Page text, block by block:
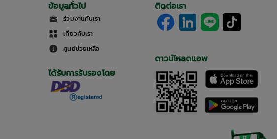
ข้อมูลทั่วไป
ร่วมงานกับเรา
เกี่ยวกับเรา
ศูนย์ช่วยเหลือ
ได้รับการรับรองโดย
ติดต่อเรา
ดาวน์โหลดแอพ